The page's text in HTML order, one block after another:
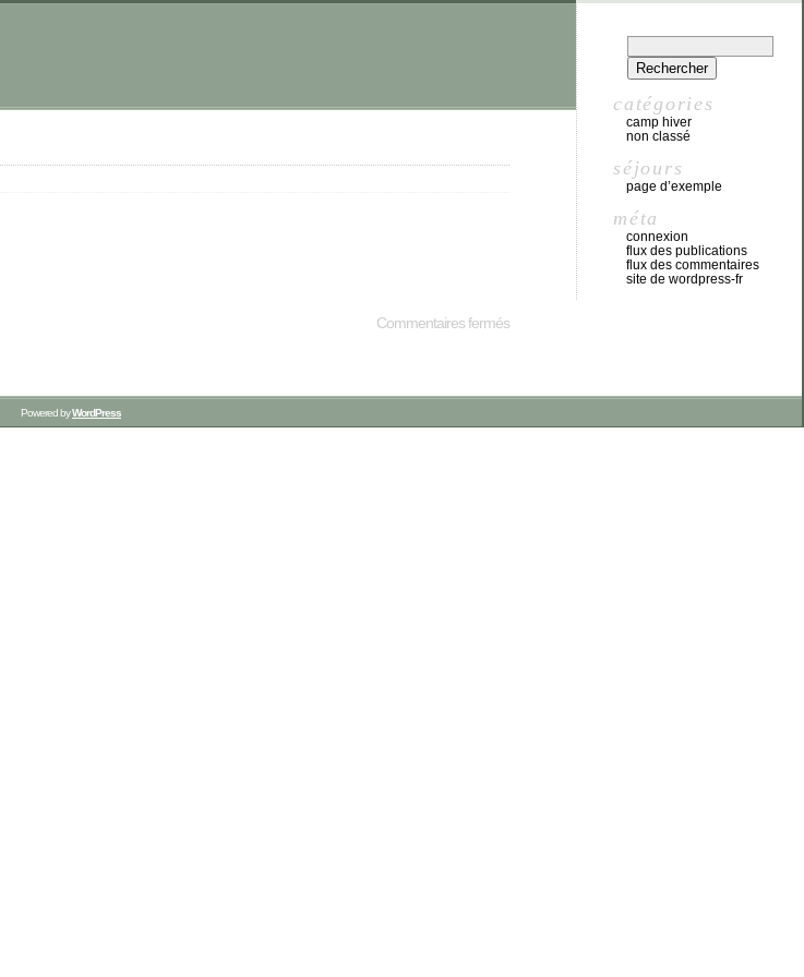
Commentaires fermés
catégories
camp hiver
non classé
séjours
page d’exemple
méta
connexion
flux des publications
flux des commentaires
site de wordpress-fr
Powered byWordPress